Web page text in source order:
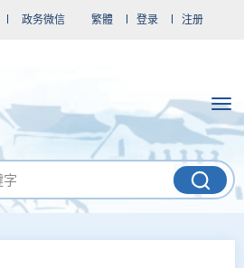
政务微信 繁體 登录 注册